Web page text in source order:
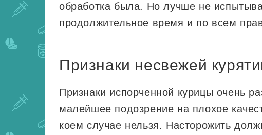
обработка была. Но лучше не
продолжительное время и по всем
Признаки несвежей
Признаки испорченной курицы очень
малейшее подозрение на плохое
коем случае нельзя. Насторожить